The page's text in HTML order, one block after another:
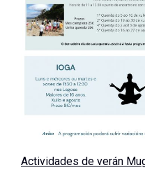
Actividades de verán